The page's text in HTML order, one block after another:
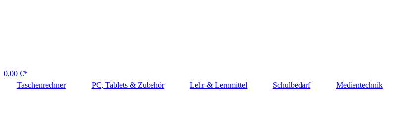
0,00 €*
Taschenrechner
PC, Tablets & Zubehör Lehr-& Lernmittel Schulbedarf Medientechnik